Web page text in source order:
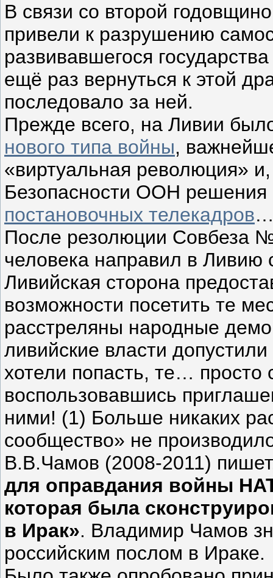
В связи со второй
привели к разрушению
развивавшегося
ещё раз вернуться к этой
последовало за ней.
Прежде всего, на Ливии
нового типа войны,
«виртуальная революция»
Безопасности ООН
постановочных телекадров
После резолюции Совбеза
человека направил в Ливию
Ливийская сторона
возможности посетить те
расстреляны народные
ливийские власти
хотели попасть, те…
воспользовавшись
ними! (1) Больше никаких
сообщество» не
В.В.Чамов (2008-2011)
для оправдания войны
которая была
в Ирак». Владимир Чамов
российским послом в Ираке.